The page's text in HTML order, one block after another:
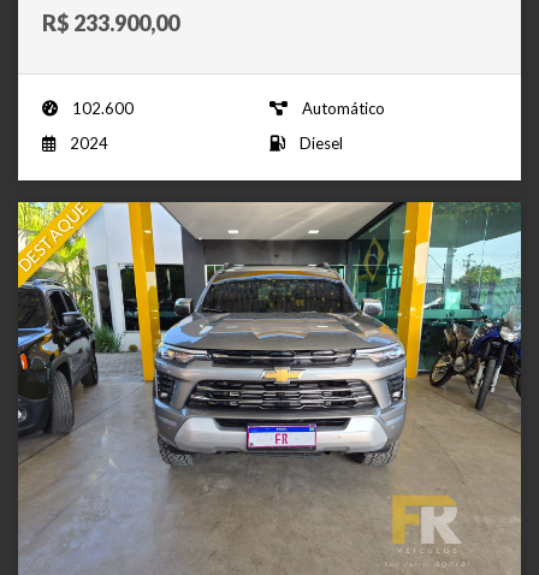
R$ 233.900,00
102.600
Automático
2024
Diesel
DESTAQUE